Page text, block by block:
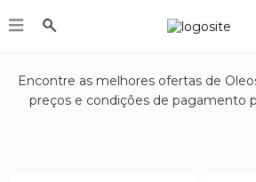
Oleos e
Encontre as melhores ofertas de
preços e condições de pagamento